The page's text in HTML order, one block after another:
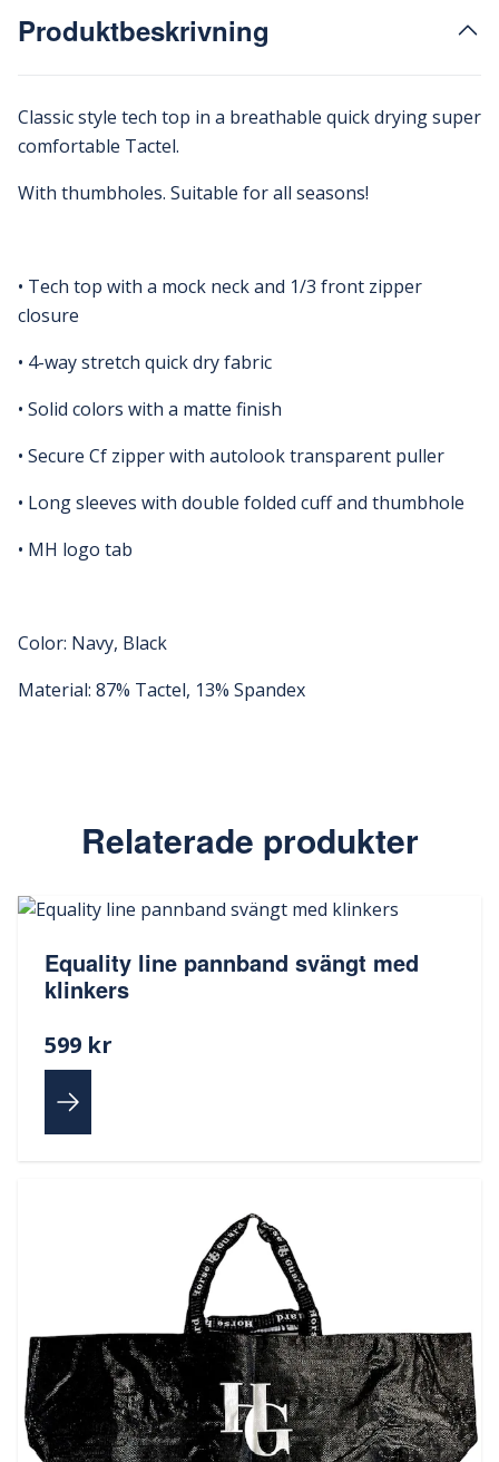
Produktbeskrivning
Classic style tech top in a breathable quick drying super
comfortable Tactel.
With thumbholes. Suitable for all seasons!
• Tech top with a mock neck and 1/3 front zipper
closure
• 4-way stretch quick dry fabric
• Solid colors with a matte finish
• Secure Cf zipper with autolook transparent puller
• Long sleeves with double folded cuff and thumbhole
• MH logo tab
Color: Navy, Black
Material: 87% Tactel, 13% Spandex
Relaterade produkter
Equality line pannband svängt med
klinkers
599 kr